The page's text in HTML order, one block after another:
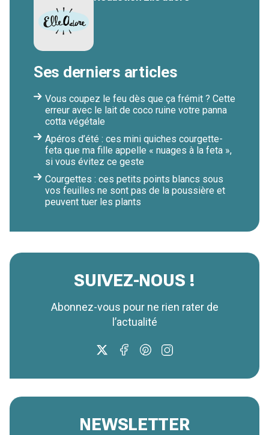
Ses derniers articles
Vous coupez le feu dès que ça frémit ? Cette
erreur avec le lait de coco ruine votre panna
cotta végétale
Apéros d’été : ces mini quiches courgette-
feta que ma fille appelle « nuages à la feta »,
si vous évitez ce geste
Courgettes : ces petits points blancs sous
vos feuilles ne sont pas de la poussière et
peuvent tuer les plants
SUIVEZ-NOUS !
Abonnez-vous pour ne rien rater de
l’actualité
NEWSLETTER